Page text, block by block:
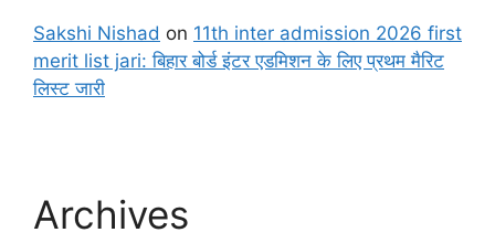
Sakshi Nishad on 11th inter admission 2026 first
merit list jari: बिहार बोर्ड इंटर एडमिशन के लिए प्रथम मैरिट
लिस्ट जारी
Archives